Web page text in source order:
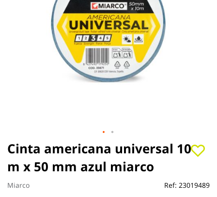
Cinta americana universal 10
m x 50 mm azul miarco
Miarco Ref: 23019489
Saltar
al
comienzo
de
la